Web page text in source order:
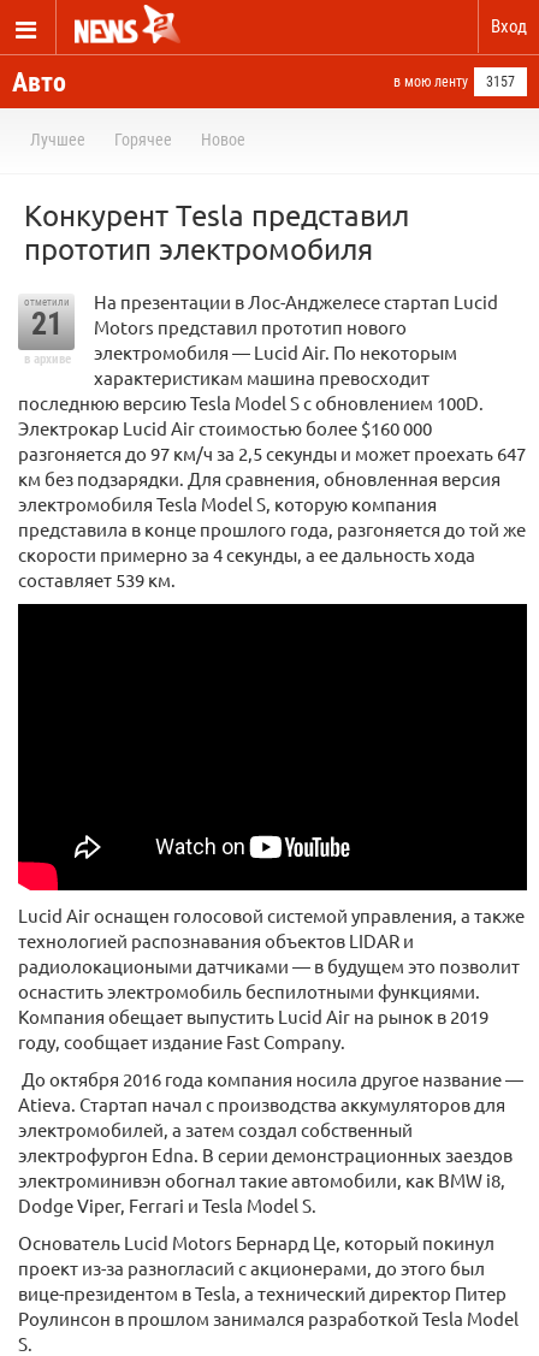
Вход
Авто в мою ленту 3157
Лучшее Горячее Новое
Конкурент Tesla представил
прототип электромобиля
отметили
21
в архиве
На презентации в Лос-Анджелесе стартап Lucid
Motors представил прототип нового
электромобиля — Lucid Air. По некоторым
характеристикам машина превосходит
последнюю версию Tesla Model S с обновлением 100D.
Электрокар Lucid Air стоимостью более $160 000
разгоняется до 97 км/ч за 2,5 секунды и может проехать 647
км без подзарядки. Для сравнения, обновленная версия
электромобиля Tesla Model S, которую компания
представила в конце прошлого года, разгоняется до той же
скорости примерно за 4 секунды, а ее дальность хода
составляет 539 км.
Lucid Air оснащен голосовой системой управления, а также
технологией распознавания объектов LIDAR и
радиолокациоными датчиками — в будущем это позволит
оснастить электромобиль беспилотными функциями.
Компания обещает выпустить Lucid Air на рынок в 2019
году, сообщает издание Fast Company.
До октября 2016 года компания носила другое название —
Atieva. Стартап начал с производства аккумуляторов для
электромобилей, а затем создал собственный
электрофургон Edna. В серии демонстрационных заездов
электроминивэн обогнал такие автомобили, как BMW i8,
Dodge Viper, Ferrari и Tesla Model S.
Основатель Lucid Motors Бернард Це, который покинул
проект из-за разногласий с акционерами, до этого был
вице-президентом в Tesla, а технический директор Питер
Роулинсон в прошлом занимался разработкой Tesla Model
S.